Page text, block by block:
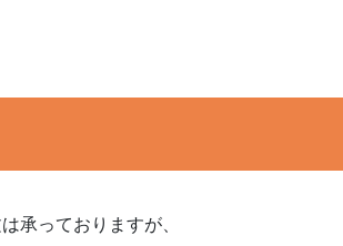
承っておりますが、